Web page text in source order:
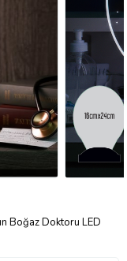
Boğaz Doktoru LED